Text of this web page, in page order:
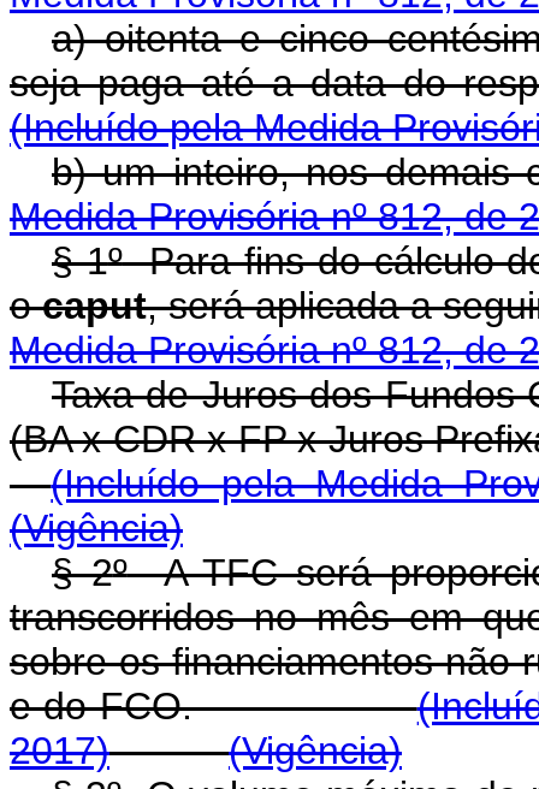
a) oitenta e cinco
seja paga até a data
(Incluído pela Medida
b) um inteiro,
Medida Provisória nº 812, de
§ 1ºPara fins do cálculo
ocaput, será aplicada
Medida Provisória nº 812, de
Taxa de Juros dos Fundos
(BA x CDR x FP x Juros
(Incluído pela Medida
(Vigência)
§ 2ºA TFC será
transcorridos no mês em
sobre os financiamentos não
e do FCO.
2017)
(Vigência)